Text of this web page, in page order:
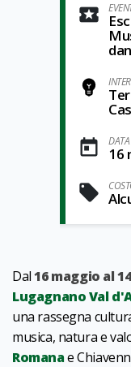
DATA
16
Dal16 maggio al
Lugagnano Val
una rassegna
musica, natura e
Romanae